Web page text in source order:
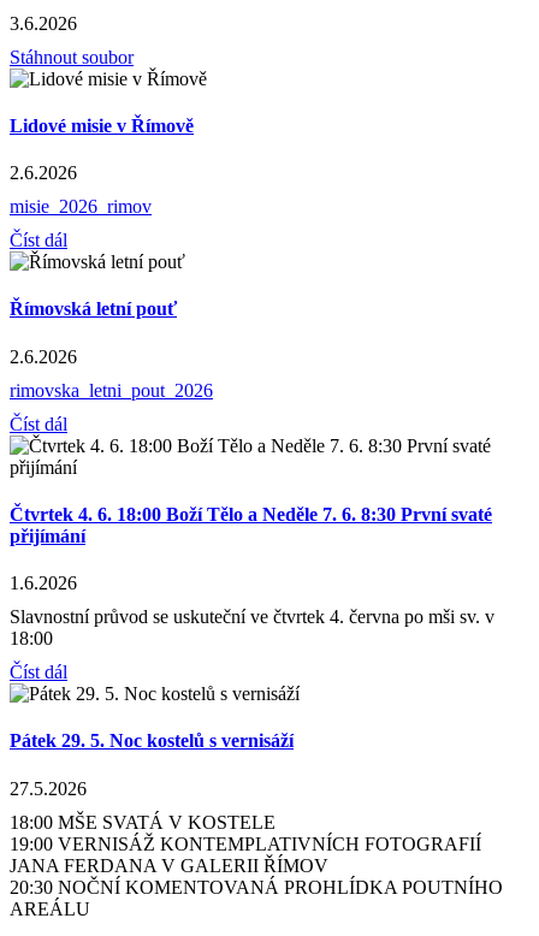
3.6.2026
Stáhnout soubor
Lidové misie v Římově
2.6.2026
misie_2026_rimov
Číst dál
Římovská letní pouť
2.6.2026
rimovska_letni_pout_2026
Číst dál
Čtvrtek 4. 6. 18:00 Boží Tělo a Neděle 7. 6. 8:30 První svaté
přijímání
1.6.2026
Slavnostní průvod se uskuteční ve čtvrtek 4. června po mši sv. v
18:00
Číst dál
Pátek 29. 5. Noc kostelů s vernisáží
27.5.2026
18:00 MŠE SVATÁ V KOSTELE
19:00 VERNISÁŽ KONTEMPLATIVNÍCH FOTOGRAFIÍ
JANA FERDANA V GALERII ŘÍMOV
20:30 NOČNÍ KOMENTOVANÁ PROHLÍDKA POUTNÍHO
AREÁLU